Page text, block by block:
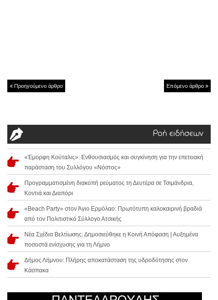
Προηγούμενο άρθρο Επόμενο άρθρο
Ροή ειδήσεων
«Έμορφη Κούταλις»: Ενθουσιασμός και συγκίνηση για την επετειακή
παράσταση του Συλλόγου «Νόστος»
Προγραμματισμένη διακοπή ρεύματος τη Δευτέρα σε Τσιμάνδρια,
Κοντιά και Διαπόρι
«Beach Party» στον Άγιο Ερμόλαο: Πρωτότυπη καλοκαιρινή βραδιά
από τον Πολιτιστικό Σύλλογο Ατσικής
Νέα Σχέδια Βελτίωσης: Δημοσιεύθηκε η Κοινή Απόφαση | Αυξημένα
ποσοστά ενίσχυσης για τη Λήμνο
Δήμος Λήμνου: Πλήρης αποκατάσταση της υδροδότησης στον
Κάσπακα